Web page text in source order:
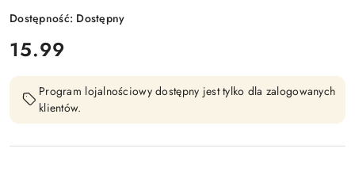
Dostępność: Dostępny
cena:
15.99
Program lojalnościowy dostępny jest tylko dla zalogowanych
klientów.